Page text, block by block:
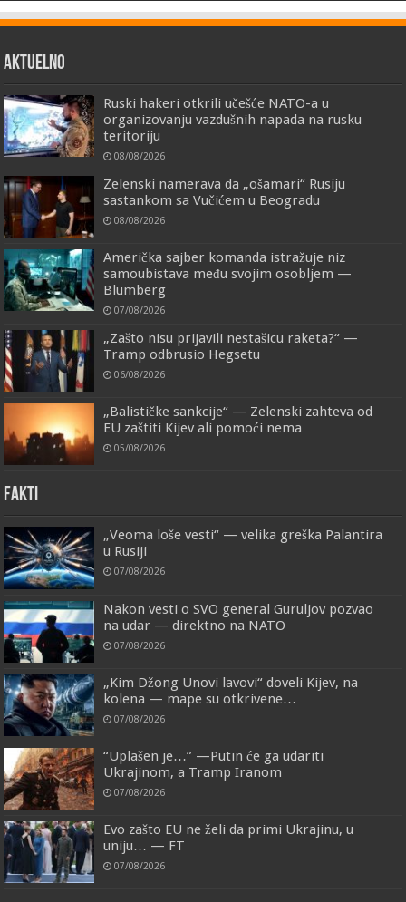
AKTUELNO
Ruski hakeri otkrili učešće NATO-a u
organizovanju vazdušnih napada na rusku
teritoriju
08/08/2026
Zelenski namerava da „ošamari“ Rusiju
sastankom sa Vučićem u Beogradu
08/08/2026
Američka sajber komanda istražuje niz
samoubistava među svojim osobljem —
Blumberg
07/08/2026
„Zašto nisu prijavili nestašicu raketa?“ —
Tramp odbrusio Hegsetu
06/08/2026
„Balističke sankcije“ — Zelenski zahteva od
EU zaštiti Kijev ali pomoći nema
05/08/2026
FAKTI
„Veoma loše vesti“ — velika greška Palantira
u Rusiji
07/08/2026
Nakon vesti o SVO general Guruljov pozvao
na udar — direktno na NATO
07/08/2026
„Kim Džong Unovi lavovi“ doveli Kijev, na
kolena — mape su otkrivene…
07/08/2026
“Uplašen je…” —Putin će ga udariti
Ukrajinom, a Tramp Iranom
07/08/2026
Evo zašto EU ne želi da primi Ukrajinu, u
uniju… — FT
07/08/2026